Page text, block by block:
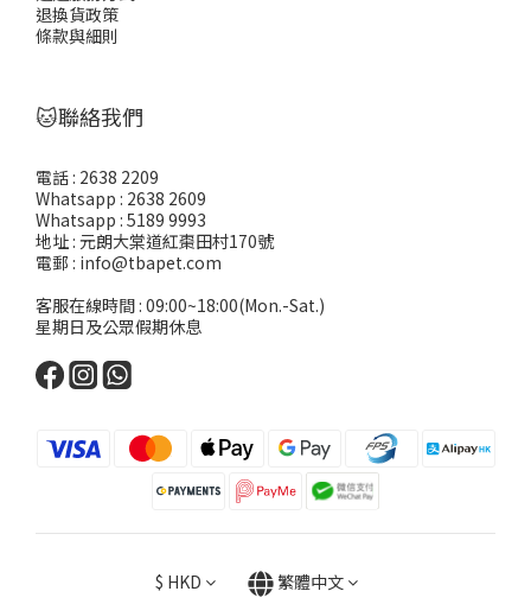
退換貨政策
條款與細則
🐱聯絡我們
電話 : 2638 2209
Whatsapp : 2638 2609
Whatsapp : 5189 9993
地址 : 元朗大棠道紅棗田村170號
電郵 : info@tbapet.com
客服在線時間 : 09:00~18:00(Mon.-Sat.)
星期日及公眾假期休息
$ HKD 繁體中文